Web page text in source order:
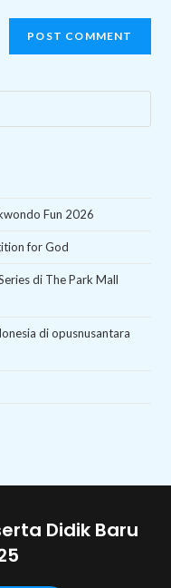
Fun 2026
for God
di The Park Mall
di opusnusantara
Didik Baru